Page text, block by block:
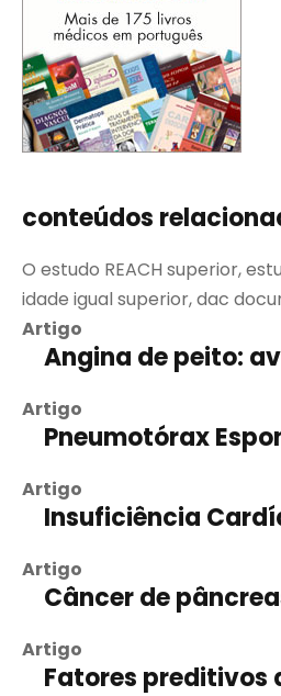
conteúdos
O estudo REACH superior,
idade igual superior, dac
Artigo
Angina de peito:
Artigo
Pneumotórax
Artigo
Insuficiência
Artigo
Câncer de
Artigo
Fatores preditivos